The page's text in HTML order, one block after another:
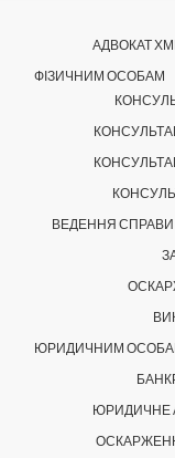
АДВОКАТ
ФІЗИЧНИМ ОСОБАМ
ВЕДЕННЯ СПРАВИ
ЮРИДИЧНИМ
ЮРИДИЧНЕ